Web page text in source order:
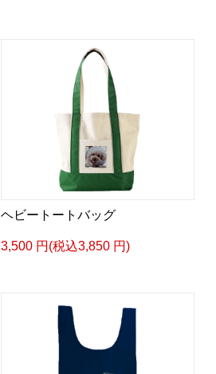
ヘビートートバッグ
3,500 円(税込3,850 円)